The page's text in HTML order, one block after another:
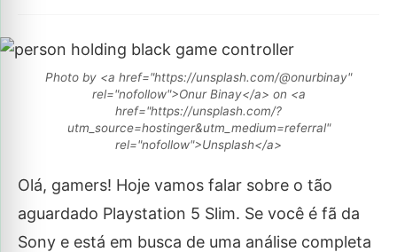
Photo by <a href="https://unsplash.com/@onurbinay"
rel="nofollow">Onur Binay</a> on <a
href="https://unsplash.com/?
utm_source=hostinger&utm_medium=referral"
rel="nofollow">Unsplash</a>
Olá, gamers! Hoje vamos falar sobre o tão
aguardado Playstation 5 Slim. Se você é fã da
Sony e está em busca de uma análise completa